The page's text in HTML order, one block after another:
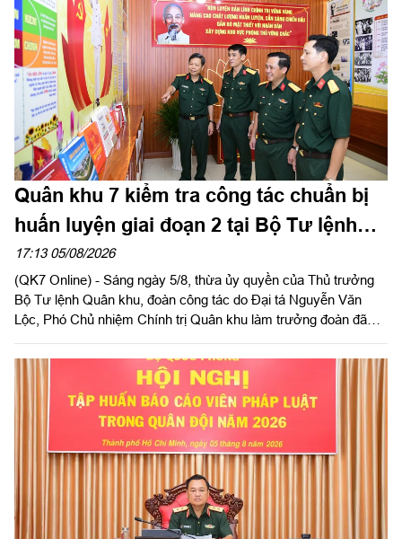
Quân khu 7 kiểm tra công tác chuẩn bị
huấn luyện giai đoạn 2 tại Bộ Tư lệnh
Thành phố Hồ Chí Minh
17:13 05/08/2026
(QK7 Online) - Sáng ngày 5/8, thừa ủy quyền của Thủ trưởng
Bộ Tư lệnh Quân khu, đoàn công tác do Đại tá Nguyễn Văn
Lộc, Phó Chủ nhiệm Chính trị Quân khu làm trưởng đoàn đã
năm 2026 tại Trung đoàn Minh Đạm và Ban Chỉ huy Quân sự
(CHQS) phường Tam Long (Bộ Tư lệnh TP Hồ Chí Minh).